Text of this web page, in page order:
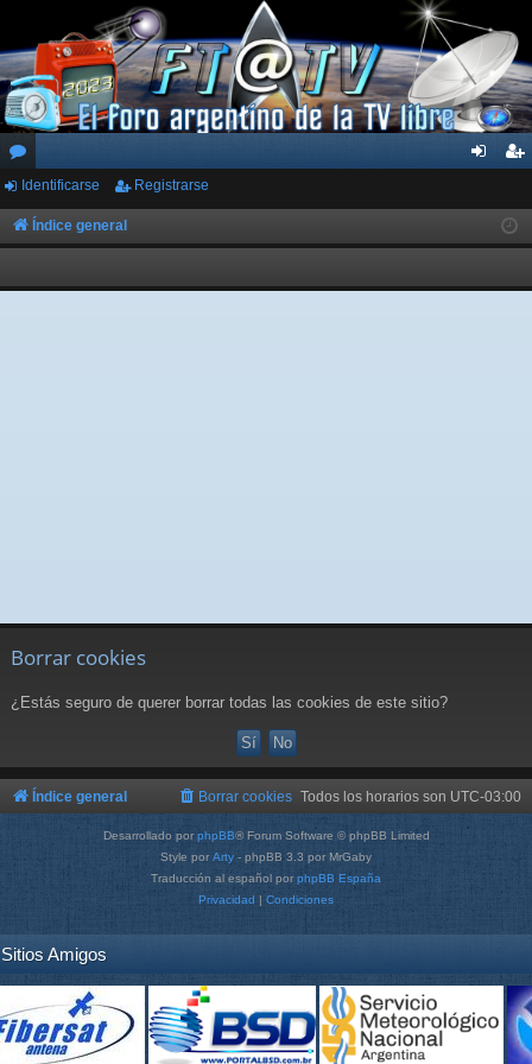
or
os
ar
ist
rs
Identificarse Registrarse
Índice general
Borrar cookies
¿Estás seguro de querer borrar todas las cookies de este sitio?
Índice general Todos los horarios son UTC-03:00
Borrar cookies
Desarrollado porphpBB® Forum Software © phpBB Limited
Style por Arty - phpBB 3.3 por MrGaby
Traducción al español por phpBB España
Privacidad | Condiciones
Sitios Amigos